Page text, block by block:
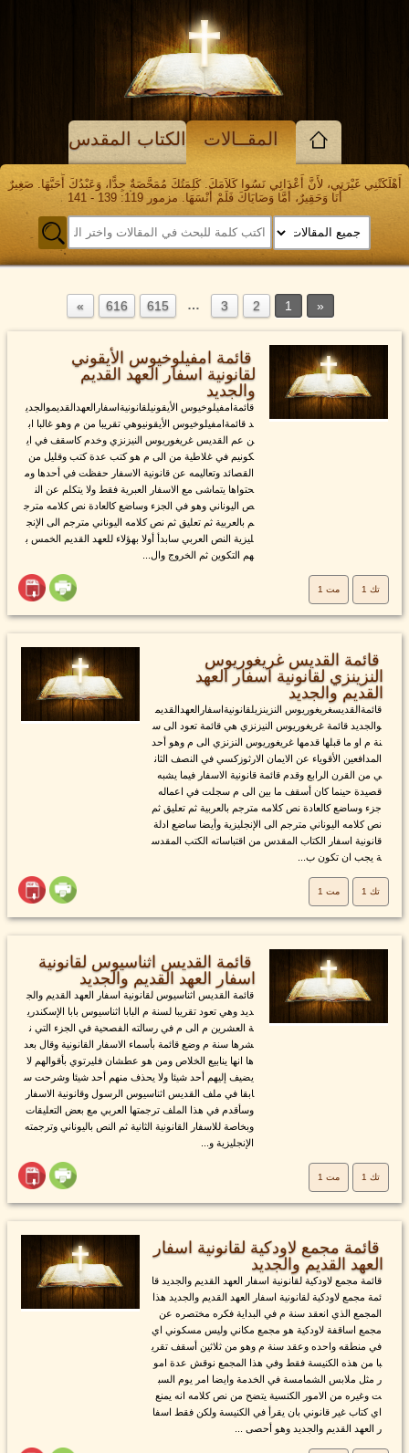
المقــالات الكتاب المقدس
أَهْلَكَتْنِي غَيْرَتِي، لأَنَّ أَعْدَائِي نَسُوا كَلاَمَكَ. كَلِمَتُكَ مُمَحَّصَةٌ جِدًّا، وَعَبْدُكَ أَحَبَّهَا. صَغِيرٌ
أَنَا وَحَقِيرٌ، أَمَّا وَصَايَاكَ فَلَمْ أَنْسَهَا. مزمور 119: 139 - 141
1
2
3
…
615
616
قائمة امفيلوخيوس الأيقوني
لقانونية اسفار العهد القديم
والجديد
قائمةامفيلوخيوس الأيقونيلقانونيةاسفارالعهدالقديموالجدي
د قائمةامفيلوخيوس الأيقونيوهي تقريبا من م وهو غالبا اب
ن عم القديس غريغوريوس النيزنزي وخدم كاسقف في اي
كونيم في غلاطية من الى م هو كتب عدة كتب وقليل من
القصائد وتعاليمه عن قانونية الاسفار حفظت في أحدها وم
حتواها يتماشى مع الاسفار العبرية فقط ولا يتكلم عن الن
ص اليوناني وهو في الجزء وساضع كالعادة نص كلامه مترج
م بالعربية ثم تعليق ثم نص كلامه اليوناني مترجم الى الإنج
ليزية النص العربي سابدأ أولا بهؤلاء للعهد القديم الخمس ب
هم التكوين ثم الخروج وال...
تك 1 مت 1
قائمة القديس غريغوريوس
النزينزي لقانونية اسفار العهد
القديم والجديد
قائمةالقديسغريغوريوس النزينزيلقانونيةاسفارالعهدالقديم
والجديد قائمة غريغوريوس النيزنزي هي قائمة تعود الى س
نة م او ما قبلها قدمها غريغوريوس النزنزي الى م وهو أحد
المدافعين الأقوياء عن الايمان الارثوزكسي في النصف الثان
ي من القرن الرابع وقدم قائمة قانونية الاسفار فيما يشبه
قصيدة حينما كان أسقف ما بين الى م سجلت في اعماله
جزء وساضع كالعادة نص كلامه مترجم بالعربية ثم تعليق ثم
نص كلامه اليوناني مترجم الى الإنجليزية وأيضا ساضع ادلة
قانونية اسفار الكتاب المقدس من اقتباساته الكتب المقدس
ة يجب ان تكون ب...
تك 1 مت 1
قائمة القديس اثناسيوس لقانونية
اسفار العهد القديم والجديد
قائمة القديس اثناسيوس لقانونية اسفار العهد القديم والج
ديد وهي تعود تقريبا لسنة م البابا اثناسيوس بابا الإسكندري
ة العشرين م الى م في رسالته الفصحية في الجزء التي ن
شرها سنة م وضع قائمة بأسماء الاسفار القانونية وقال بعد
ها انها ينابيع الخلاص ومن هو عطشان فليرتوي بأقوالهم لا
يضيف إليهم أحد شيئا ولا يحذف منهم أحد شيئا وشرحت س
ابقا في ملف القديس اثناسيوس الرسول وقانونية الاسفار
وسأقدم في هذا الملف ترجمتها العربي مع بعض التعليقات
وبخاصة للاسفار القانونية الثانية ثم النص باليوناني وترجمته
الإنجليزية و...
تك 1 مت 1
قائمة مجمع لاودكية لقانونية اسفار
العهد القديم والجديد
قائمة مجمع لاودكية لقانونية اسفار العهد القديم والجديد قا
ئمة مجمع لاودكية لقانونية اسفار العهد القديم والجديد هذا
المجمع الذي انعقد سنة م في البداية فكره مختصره عن
مجمع اساقفة لاودكية هو مجمع مكاني وليس مسكوني اي
في منطقه واحده وعقد سنة م وهو من ثلاثين أسقف تقري
با من هذه الكنيسة فقط وفي هذا المجمع نوقش عدة امو
ر مثل ملابس الشمامسة في الخدمة وايضا امر يوم السب
ت وغيره من الامور الكنسية يتضح من نص كلامه انه يمنع
اي كتاب غير قانوني بان يقرأ في الكنيسة ولكن فقط اسفا
ر العهد القديم والجديد وهو أحصى ...